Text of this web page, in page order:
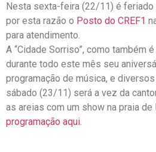
Nesta sexta-feira (22/11) é feriado
por esta razão o Posto do CREF1
para atendimento.
A “Cidade Sorriso”, como também
durante todo este mês seu
programação de música, e
sábado (23/11) será a vez da
as areias com um show na praia de
programação aqui.